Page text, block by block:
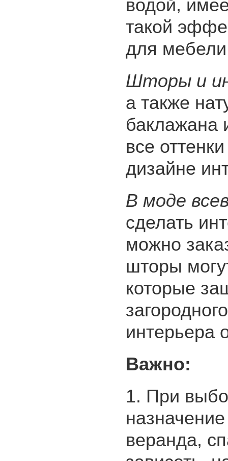
водой,
такой
для
Шторы и
а также
баклажана
все
дизайне
В моде
сделать
можно
шторы
которые
интерьера
Важно:
1. При
веранда,